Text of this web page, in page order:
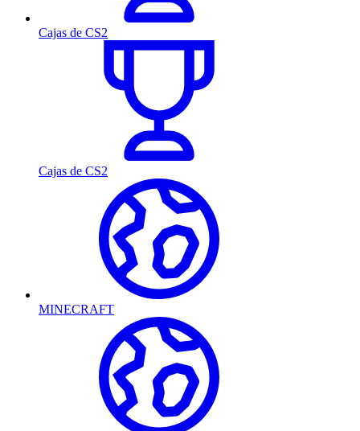
Cajas de CS2
Cajas de CS2
MINECRAFT